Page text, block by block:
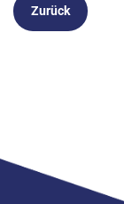
Zurück